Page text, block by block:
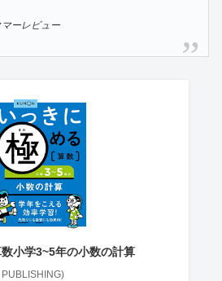
ーレビュー
小学3~5年の小数の計算